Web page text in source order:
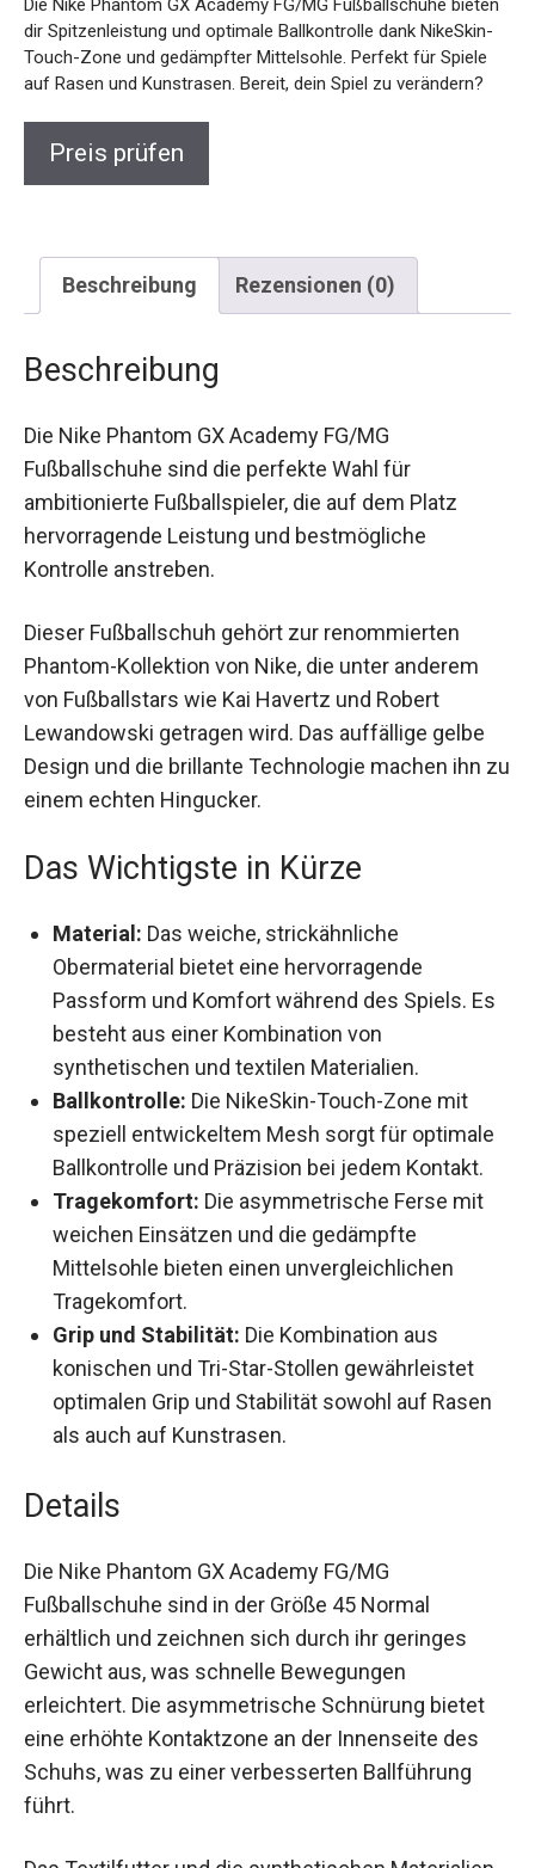
bieten dir Spitzenleistung und optimale Ballkontrolle dank
NikeSkin-Touch-Zone und gedämpfter Mittelsohle. Perfekt
für Spiele auf Rasen und Kunstrasen. Bereit, dein Spiel zu
verändern?
Preis prüfen
Beschreibung Rezensionen (0)
Beschreibung
Die Nike Phantom GX Academy FG/MG
Fußballschuhe sind die perfekte Wahl für
ambitionierte Fußballspieler, die auf dem Platz
hervorragende Leistung und bestmögliche
Kontrolle anstreben.
Dieser Fußballschuh gehört zur renommierten
Phantom-Kollektion von Nike, die unter anderem
von Fußballstars wie Kai Havertz und Robert
Lewandowski getragen wird. Das auffällige gelbe
Design und die brillante Technologie machen ihn
zu einem echten Hingucker.
Das Wichtigste in Kürze
Material: Das weiche, strickähnliche
Obermaterial bietet eine hervorragende
Passform und Komfort während des Spiels.
Es besteht aus einer Kombination von
synthetischen und textilen Materialien.
Ballkontrolle: Die NikeSkin-Touch-Zone mit
speziell entwickeltem Mesh sorgt für
optimale Ballkontrolle und Präzision bei jedem
Kontakt.
Tragekomfort:Die asymmetrische Ferse mit
weichen Einsätzen und die gedämpfte
Mittelsohle bieten einen unvergleichlichen
Tragekomfort.
Grip und Stabilität:Die Kombination aus
konischen und Tri-Star-Stollen gewährleistet
optimalen Grip und Stabilität sowohl auf Rasen
Die Nike Phantom GX Academy FG/MG
Fußballschuhe sind in der Größe 45 Normal
erhältlich und zeichnen sich durch ihr geringes
Gewicht aus, was schnelle Bewegungen
erleichtert. Die asymmetrische Schnürung bietet
eine erhöhte Kontaktzone an der Innenseite des
Schuhs, was zu einer verbesserten Ballführung